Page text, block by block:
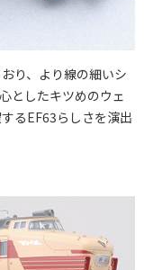
り、より線の細いシ
としたキツめのウェ
るEF63らしさを演出